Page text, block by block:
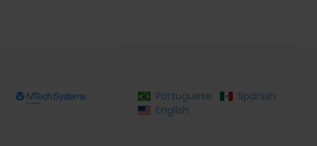
Portuguese
Spanish
English